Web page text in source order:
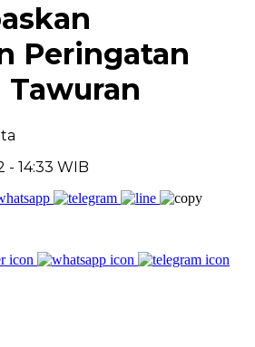
Peringatan
Tawuran
- 14:33 WIB